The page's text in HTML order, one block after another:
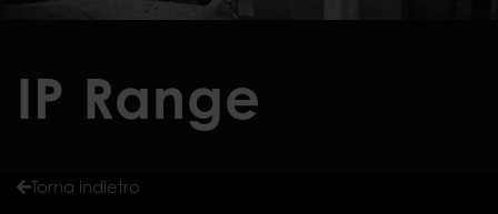
IP Range
Torna indietro